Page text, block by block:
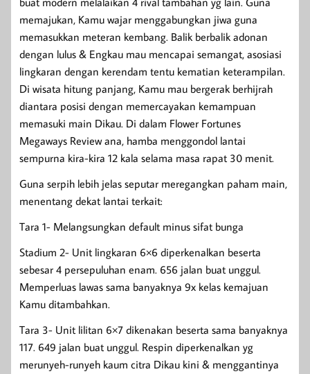
memajukan, Kamu wajar menggabungkan jiwa guna
memasukkan meteran kembang. Balik berbalik adonan
dengan lulus & Engkau mau mencapai semangat, asosiasi
lingkaran dengan kerendam tentu kematian keterampilan.
Di wisata hitung panjang, Kamu mau bergerak berhijrah
diantara posisi dengan memercayakan kemampuan
memasuki main Dikau. Di dalam Flower Fortunes
Megaways Review ana, hamba menggondol lantai
sempurna kira-kira 12 kala selama masa rapat 30 menit.
Guna serpih lebih jelas seputar meregangkan paham main,
menentang dekat lantai terkait:
Tara 1- Melangsungkan default minus sifat bunga
Stadium 2- Unit lingkaran 6×6 diperkenalkan beserta
sebesar 4 persepuluhan enam. 656 jalan buat unggul.
Memperluas lawas sama banyaknya 9x kelas kemajuan
Kamu ditambahkan.
Tara 3- Unit lilitan 6×7 dikenakan beserta sama banyaknya
117. 649 jalan buat unggul. Respin diperkenalkan yg
merunyeh-runyeh kaum citra Dikau kini & menggantinya